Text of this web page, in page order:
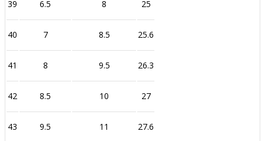
39 6.5 8 25
40 7 8.5 25.6
41 8 9.5 26.3
42 8.5 10 27
43 9.5 11 27.6